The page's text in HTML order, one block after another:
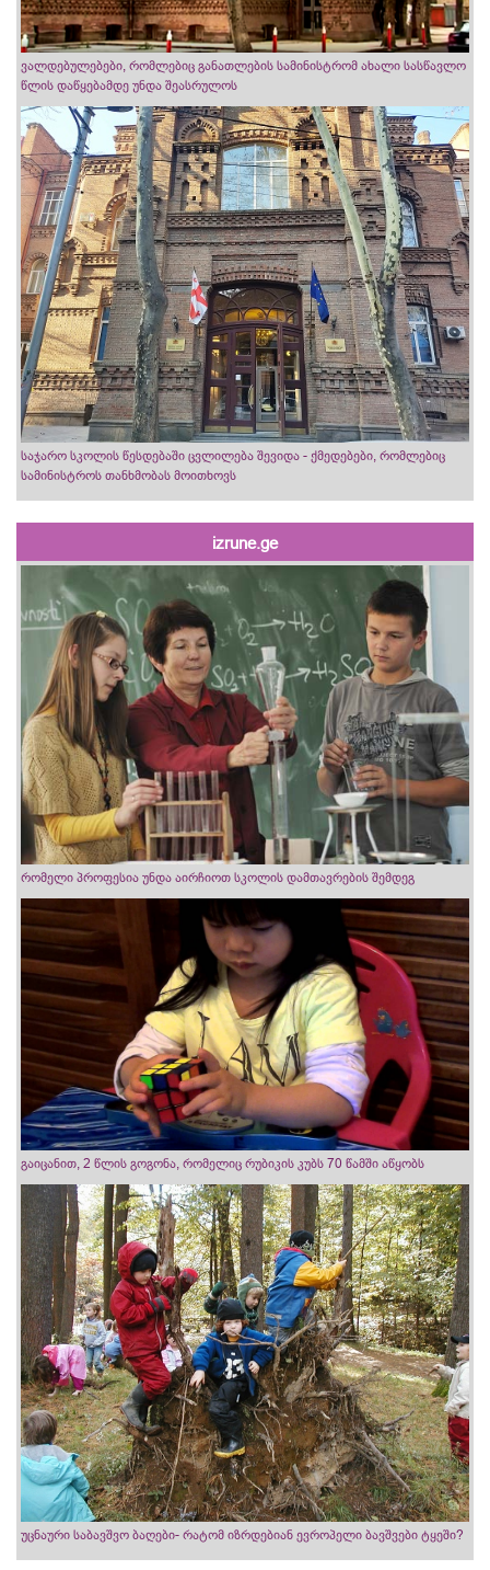
ვალდებულებები, რომლებიც განათლების სამინისტრომ ახალი სასწავლო
წლის დაწყებამდე უნდა შეასრულოს
საჯარო სკოლის წესდებაში ცვლილება შევიდა - ქმედებები, რომლებიც
სამინისტროს თანხმობას მოითხოვს
izrune.ge
რომელი პროფესია უნდა აირჩიოთ სკოლის დამთავრების შემდეგ
გაიცანით, 2 წლის გოგონა, რომელიც რუბიკის კუბს 70 წამში აწყობს
უცნაური საბავშვო ბაღები- რატომ იზრდებიან ევროპელი ბავშვები ტყეში?